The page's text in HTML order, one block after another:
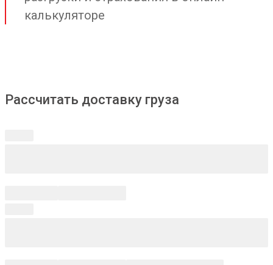
калькуляторе
Рассчитать доставку груза